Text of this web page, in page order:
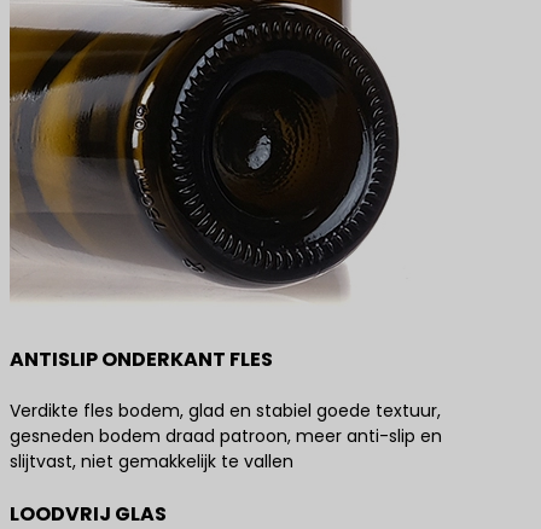
ANTISLIP ONDERKANT FLES
Verdikte fles bodem, glad en stabiel goede textuur,
gesneden bodem draad patroon, meer anti-slip en
slijtvast, niet gemakkelijk te vallen
LOODVRIJ GLAS